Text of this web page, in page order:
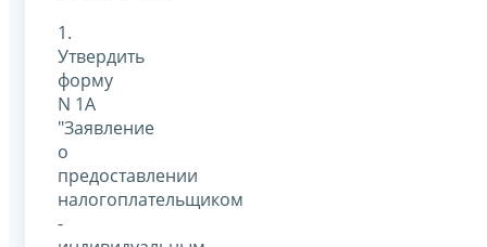
1.
Утвердить
форму
N 1А
"Заявление
о
предоставлении
налогоплательщиком
-